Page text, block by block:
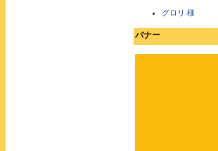
グロリ 様
バナー